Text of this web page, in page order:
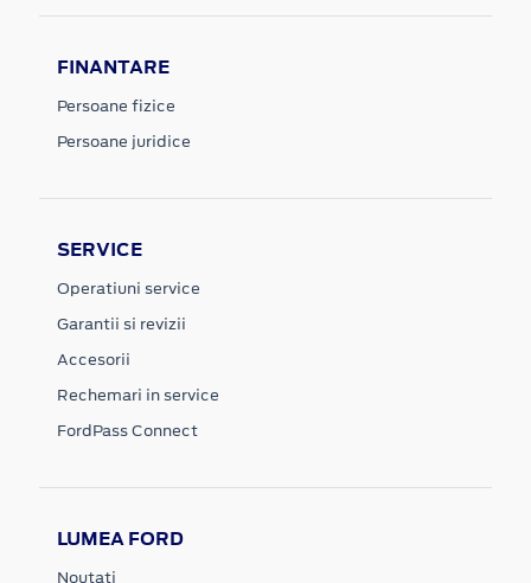
FINANTARE
Persoane fizice
Persoane juridice
SERVICE
Operatiuni service
Garantii si revizii
Accesorii
Rechemari in service
FordPass Connect
LUMEA FORD
Noutati